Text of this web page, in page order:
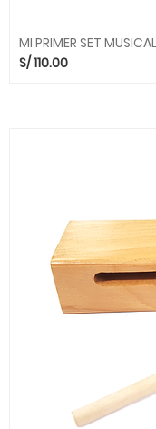
MI PRIMER SET
S/110.00